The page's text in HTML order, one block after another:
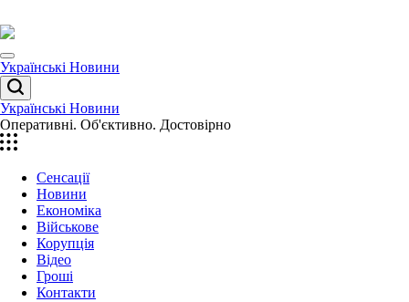
до
вмісту
Menu
Українські Новини
Пошук
Українські Новини
Оперативні. Об'єктивно. Достовірно
Сенсації
Новини
Економіка
Військове
Корупція
Відео
Гроші
Контакти